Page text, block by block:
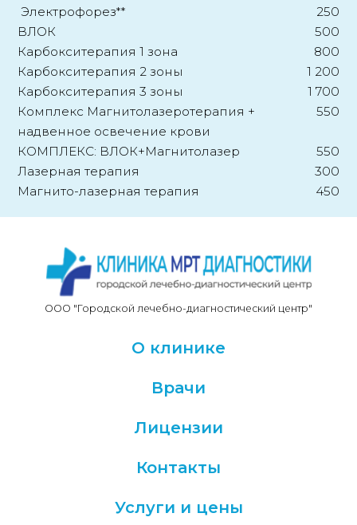
Электрофорез**
250
ВЛОК
500
Карбокситерапия 1 зона
800
Карбокситерапия 2 зоны
1 200
Карбокситерапия 3 зоны
1 700
Комплекс Магнитолазеротерапия +
надвенное освечение крови
550
КОМПЛЕКС: ВЛОК+Магнитолазер
550
Лазерная терапия
300
Магнито-лазерная терапия
450
ООО "Городской лечебно-диагностический центр"
О клинике
Врачи
Лицензии
Контакты
Услуги и цены